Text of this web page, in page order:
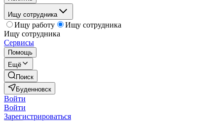
Ищу сотрудника
Ищу работу
Ищу сотрудника
Ищу сотрудника
Сервисы
Помощь
Ещё
Поиск
Буденновск
Войти
Войти
Зарегистрироваться